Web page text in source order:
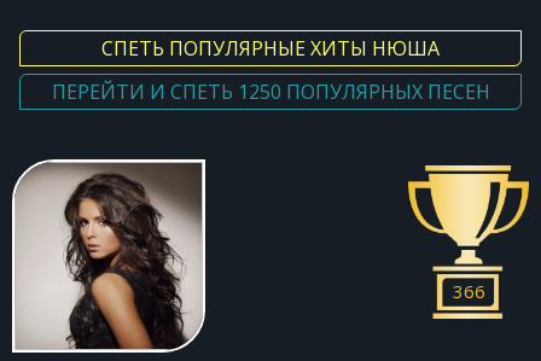
СПЕТЬ ПОПУЛЯРНЫЕ ХИТЫ НЮША
ПЕРЕЙТИ И СПЕТЬ 1250 ПОПУЛЯРНЫХ ПЕСЕН
366